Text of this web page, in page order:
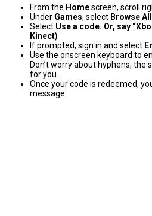
From the Homescreen, scroll
Under Games, select Browse
Select Use a code. Or, say
Kinect)
If prompted, sign in and select
Use the onscreen keyboard to
Don’t worry about hyphens,
for you.
Once your code is redeemed,
message.